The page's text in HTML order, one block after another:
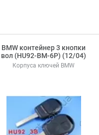
BMW контейнер 3 кнопки
вол (HU92-BM-6P) (12/04)
Корпуса ключей BMW